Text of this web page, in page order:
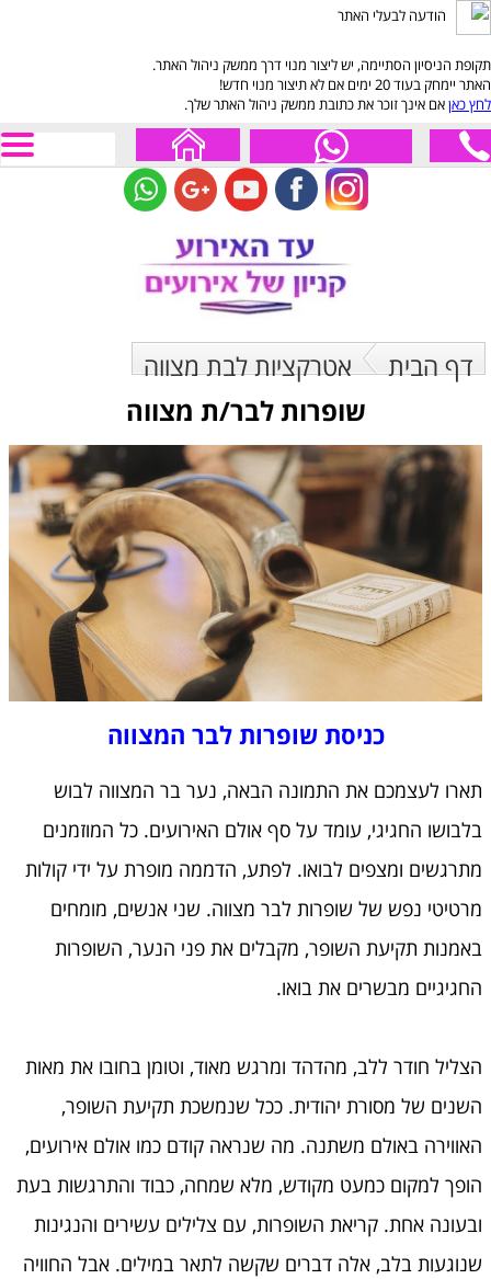
הודעה לבעלי האתר
תקופת הניסיון הסתיימה, יש ליצור מנוי דרך ממשק ניהול האתר.
האתר יימחק בעוד 20 ימים אם לא תיצור מנוי חדש!
לחץ כאןאם אינך זוכר את כתובת ממשק ניהול האתר שלך.
דף הבית אטרקציות לבת מצווה
שופרות לבר/ת מצווה
כניסת שופרות לבר המצווה
תארו לעצמכם את התמונה הבאה, נער בר המצווה לבוש
בלבושו החגיגי, עומד על סף אולם האירועים. כל המוזמנים
מתרגשים ומצפים לבואו. לפתע, הדממה מופרת על ידי קולות
מרטיטי נפש של שופרות לבר מצווה. שני אנשים, מומחים
באמנות תקיעת השופר, מקבלים את פני הנער, השופרות
החגיגיים מבשרים את בואו.
הצליל חודר ללב, מהדהד ומרגש מאוד, וטומן בחובו את מאות
השנים של מסורת יהודית. ככל שנמשכת תקיעת השופר,
האווירה באולם משתנה. מה שנראה קודם כמו אולם אירועים,
הופך למקום כמעט מקודש, מלא שמחה, כבוד והתרגשות בעת
ובעונה אחת. קריאת השופרות, עם צלילים עשירים והנגינות
שנוגעות בלב, אלה דברים שקשה לתאר במילים. אבל החוויה